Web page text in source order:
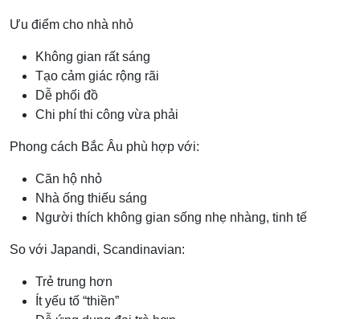
Ưu điểm cho nhà nhỏ
Không gian rất sáng
Tạo cảm giác rộng rãi
Dễ phối đồ
Chi phí thi công vừa phải
Phong cách Bắc Âu phù hợp với:
Căn hộ nhỏ
Nhà ống thiếu sáng
Người thích không gian sống nhẹ nhàng, tinh tế
So với Japandi, Scandinavian:
Trẻ trung hơn
Ít yếu tố “thiền”